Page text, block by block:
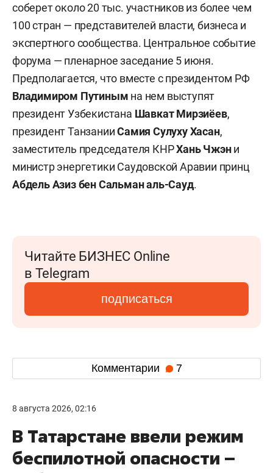
соберет около 20 тыс. участников из более чем
100 стран — представителей власти, бизнеса и
экспертного сообщества. Центральное событие
форума — пленарное заседание 5 июня.
Предполагается, что вместе с президентом РФ
Владимиром Путиным на нем выступят
президент Узбекистана Шавкат Мирзиёев,
президент ТанзанииСамия Сулуху Хасан,
заместитель председателя КНРХань Чжэни
министр энергетики Саудовской Аравии принц
Абдель Азиз бен Сальман аль-Сауд.
Читайте БИЗНЕС Online
в Telegram
подписаться
Комментарии 7
8 августа 2026, 02:16
В Татарстане ввели режим
беспилотной опасности –